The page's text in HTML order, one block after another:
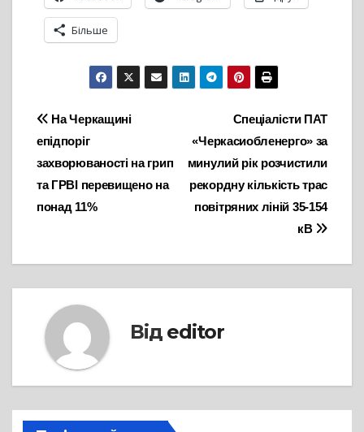
Більше
Навігація
записів
Спеціалісти ПАТ
«Черкасиобленерго» за
минулий рік розчистили
рекордну кількість трас
повітряних ліній 35-154
кВ
На Черкащині
епідпоріг
захворюваності на грип
та ГРВІ перевищено на
понад 11%
Від editor